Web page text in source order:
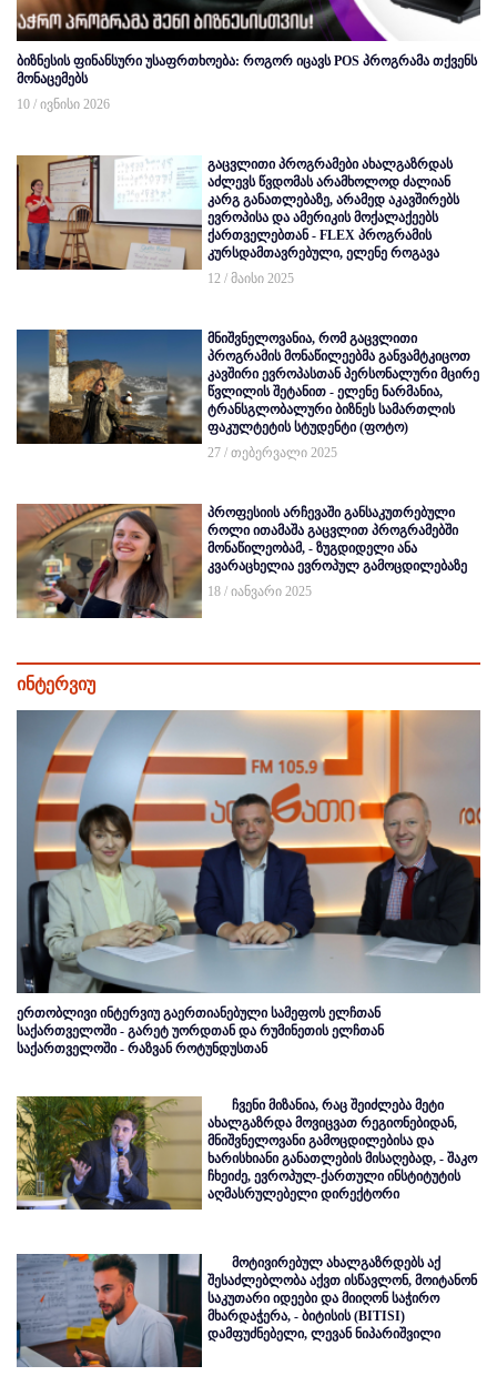
ბიზნესის ფინანსური უსაფრთხოება: როგორ იცავს POS პროგრამა თქვენს
მონაცემებს
10 / ივნისი 2026
გაცვლითი პროგრამები ახალგაზრდას
აძლევს წვდომას არამხოლოდ ძალიან
კარგ განათლებაზე, არამედ აკავშირებს
ევროპისა და ამერიკის მოქალაქეებს
ქართველებთან - FLEX პროგრამის
კურსდამთავრებული, ელენე როგავა
12 / მაისი 2025
მნიშვნელოვანია, რომ გაცვლითი
პროგრამის მონაწილეებმა განვამტკიცოთ
კავშირი ევროპასთან პერსონალური მცირე
წვლილის შეტანით - ელენე ნარმანია,
ტრანსგლობალური ბიზნეს სამართლის
ფაკულტეტის სტუდენტი (ფოტო)
27 / თებერვალი 2025
პროფესიის არჩევაში განსაკუთრებული
როლი ითამაშა გაცვლით პროგრამებში
მონაწილეობამ, - ზუგდიდელი ანა
კვარაცხელია ევროპულ გამოცდილებაზე
18 / იანვარი 2025
ინტერვიუ
ერთობლივი ინტერვიუ გაერთიანებული სამეფოს ელჩთან
საქართველოში - გარეტ უორდთან და რუმინეთის ელჩთან
საქართველოში - რაზვან როტუნდუსთან
ჩვენი მიზანია, რაც შეიძლება მეტი
ახალგაზრდა მოვიცვათ რეგიონებიდან,
მნიშვნელოვანი გამოცდილებისა და
ხარისხიანი განათლების მისაღებად, - შაკო
ჩხეიძე, ევროპულ-ქართული ინსტიტუტის
აღმასრულებელი დირექტორი
მოტივირებულ ახალგაზრდებს აქ
შესაძლებლობა აქვთ ისწავლონ, მოიტანონ
საკუთარი იდეები და მიიღონ საჭირო
მხარდაჭერა, - ბიტისის (BITISI)
დამფუძნებელი, ლევან ნიპარიშვილი